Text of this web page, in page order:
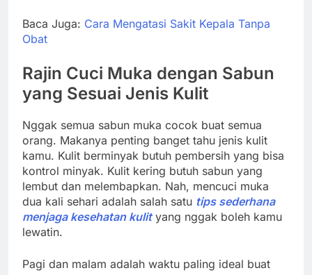
Baca Juga: Cara Mengatasi Sakit Kepala Tanpa
Obat
Rajin Cuci Muka dengan Sabun
yang Sesuai Jenis Kulit
Nggak semua sabun muka cocok buat semua
orang. Makanya penting banget tahu jenis kulit
kamu. Kulit berminyak butuh pembersih yang bisa
kontrol minyak. Kulit kering butuh sabun yang
lembut dan melembapkan. Nah, mencuci muka
dua kali sehari adalah salah satu tips sederhana
menjaga kesehatan kulityang nggak boleh kamu
lewatin.
Pagi dan malam adalah waktu paling ideal buat